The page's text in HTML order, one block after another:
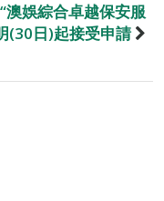
澳娛綜合卓越保安服
(30日)起接受申請